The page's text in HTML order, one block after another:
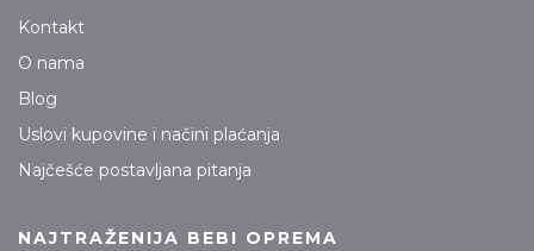
Kontakt
O nama
Blog
Uslovi kupovine i načini plaćanja
Najčešće postavljana pitanja
NAJTRAŽENIJA BEBI OPREMA